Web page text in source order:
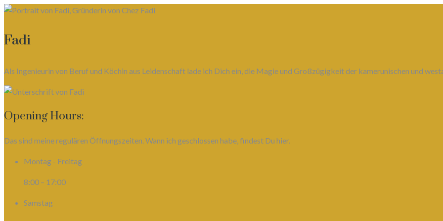
Fadi
Als Ingenieurin von Beruf und Köchin aus Leidenschaft lade ich Dich ein, die Magie und Großzügigkeit der kamerunischen und
Opening Hours:
Das sind meine regulären Öffnungszeiten. Wann ich geschlossen habe, findest Du hier.
Montag - Freitag
8:00 – 17:00
Samstag